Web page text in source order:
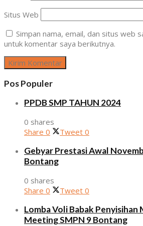
Situs Web
Simpan nama, email, dan situs web
untuk komentar saya berikutnya.
Pos Populer
PPDB SMP TAHUN 2024
0 shares
Share 0 Tweet 0
Gebyar Prestasi Awal
Bontang
0 shares
Share 0 Tweet 0
Lomba Voli Babak Penyisihan
Meeting SMPN 9 Bontang